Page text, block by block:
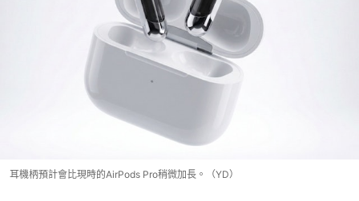
耳機柄預計會比現時的AirPods Pro稍微加長。（YD）